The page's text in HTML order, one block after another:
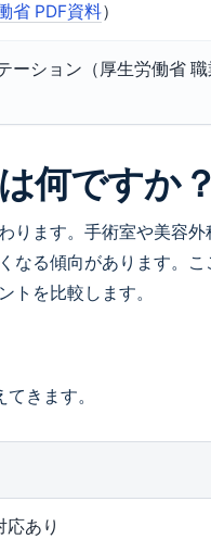
省 PDF資料）
ーション（厚生労働省
何ですか？
ます。手術室や美容外
る傾向があります。こ
トを比較します。
きます。
あり